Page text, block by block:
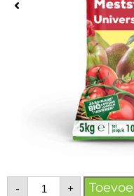
- +